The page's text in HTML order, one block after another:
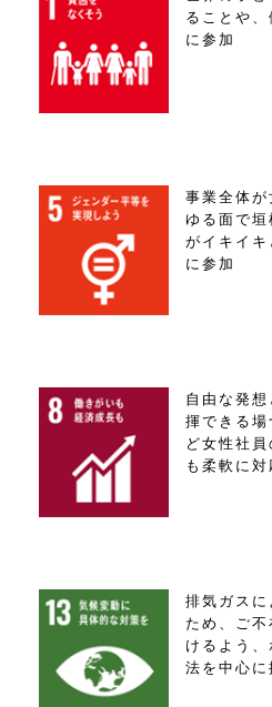
ることや
に参加
事業全体
ゆる面で
がイキイ
に参加
自由な発
揮できる
ど女性社
も柔軟に
排気ガス
ため、ご
けるよう
法を中心に